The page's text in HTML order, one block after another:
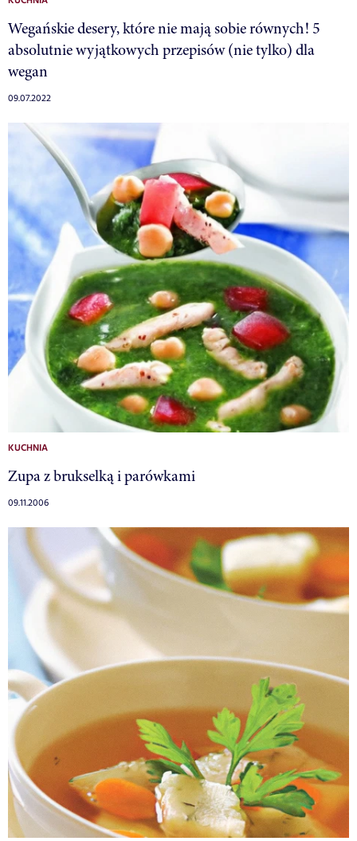
Wegańskie desery, które nie mają sobie równych! 5
absolutnie wyjątkowych przepisów (nie tylko) dla
wegan
09.07.2022
KUCHNIA
Zupa z brukselką i parówkami
09.11.2006